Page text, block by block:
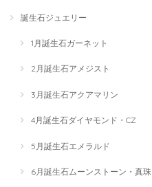
誕生石ジュエリー
1月誕生石ガーネット
2月誕生石アメジスト
3月誕生石アクアマリン
4月誕生石ダイヤモンド・CZ
5月誕生石エメラルド
6月誕生石ムーンストーン・真珠